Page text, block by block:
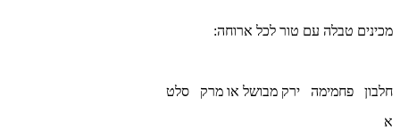
מכינים טבלה עם טור לכל ארוחה:
חלבון פחמימה ירק מבושל או מרק סלט
א